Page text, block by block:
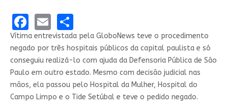
Facebook
EmailShare
Vítima entrevistada pela GloboNews teve o procedimento
negado por três hospitais públicos da capital paulista e só
conseguiu realizá-lo com ajuda da Defensoria Pública de São
Paulo em outro estado. Mesmo com decisão judicial nas
mãos, ela passou pelo Hospital da Mulher, Hospital do
Campo Limpo e o Tide Setúbal e teve o pedido negado.